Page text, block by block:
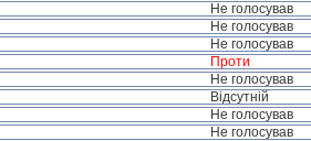
Не голосував
Не голосував
Не голосував
Проти
Не голосував
Відсутній
Не голосував
Не голосував